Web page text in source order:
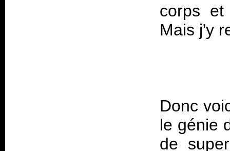
corps et
Donc
le génie
de